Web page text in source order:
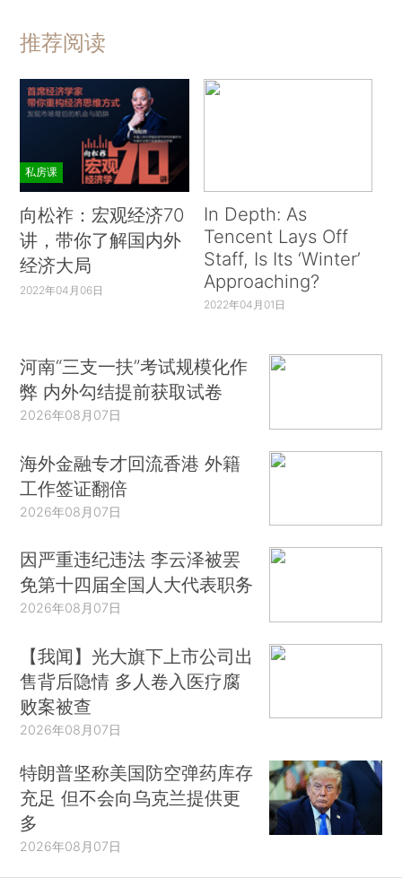
推荐阅读
私房课
向松祚：宏观经济70
讲，带你了解国内外
经济大局
2022年04月06日
In Depth: As
Tencent Lays Off
Staff, Is Its ‘Winter’
Approaching?
2022年04月01日
河南“三支一扶”考试规模化作
弊 内外勾结提前获取试卷
2026年08月07日
海外金融专才回流香港 外籍
工作签证翻倍
2026年08月07日
因严重违纪违法 李云泽被罢
免第十四届全国人大代表职务
2026年08月07日
【我闻】光大旗下上市公司出
售背后隐情 多人卷入医疗腐
败案被查
2026年08月07日
特朗普坚称美国防空弹药库存
充足 但不会向乌克兰提供更
多
2026年08月07日